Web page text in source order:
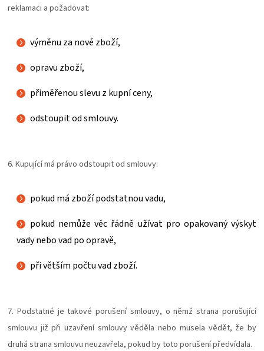
reklamaci a požadovat:
výměnu za nové zboží,
opravu zboží,
přiměřenou slevu z kupní ceny,
odstoupit od smlouvy.
6. Kupující má právo odstoupit od smlouvy:
pokud má zboží podstatnou vadu,
pokud nemůže věc řádně užívat pro opakovaný výskyt
vady nebo vad po opravě,
při větším počtu vad zboží.
7. Podstatné je takové porušení smlouvy, o němž strana porušující
smlouvu již při uzavření smlouvy věděla nebo musela vědět, že by
druhá strana smlouvu neuzavřela, pokud by toto porušení předvídala.